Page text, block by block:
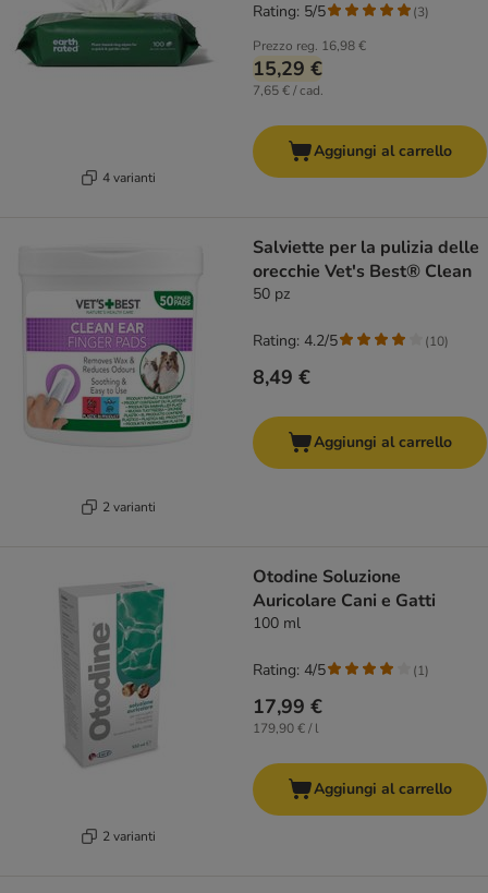
4 varianti
Prezzo reg. 16,98 €
15,29 €
7,65 € / cad.
Rating: 5/5 (3)
Aggiungi al carrello
2 varianti
Salviette per la pulizia delle
orecchie Vet's Best® Clean
50 pz
8,49 €
Rating: 4.2/5 (10)
Aggiungi al carrello
2 varianti
Otodine Soluzione
Auricolare Cani e Gatti
100 ml
17,99 €
179,90 € / l
Rating: 4/5 (1)
Aggiungi al carrello